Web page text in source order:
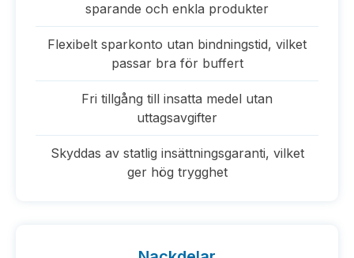
sparande och enkla produkter
Flexibelt sparkonto utan bindningstid, vilket
passar bra för buffert
Fri tillgång till insatta medel utan
uttagsavgifter
Skyddas av statlig insättningsgaranti, vilket
ger hög trygghet